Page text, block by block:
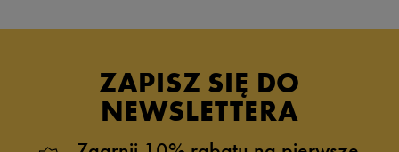
ZAPISZ SIĘ DO
NEWSLETTERA